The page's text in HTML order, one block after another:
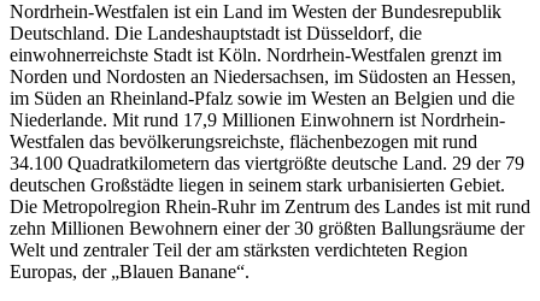
Nordrhein-Westfalen ist ein Land im Westen der Bundesrepublik
Deutschland. Die Landeshauptstadt ist Düsseldorf, die
einwohnerreichste Stadt ist Köln. Nordrhein-Westfalen grenzt im
Norden und Nordosten an Niedersachsen, im Südosten an Hessen,
im Süden an Rheinland-Pfalz sowie im Westen an Belgien und die
Niederlande. Mit rund 17,9 Millionen Einwohnern ist Nordrhein-
Westfalen das bevölkerungsreichste, flächenbezogen mit rund
34.100 Quadratkilometern das viertgrößte deutsche Land. 29 der 79
deutschen Großstädte liegen in seinem stark urbanisierten Gebiet.
Die Metropolregion Rhein-Ruhr im Zentrum des Landes ist mit rund
zehn Millionen Bewohnern einer der 30 größten Ballungsräume der
Welt und zentraler Teil der am stärksten verdichteten Region
Europas, der „Blauen Banane“.